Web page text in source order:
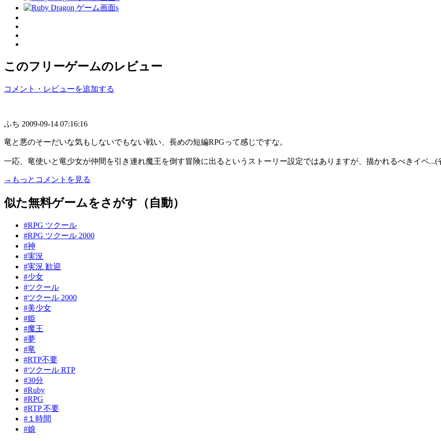
このフリーゲームのレビュー
コメント・レビューを追加する
ふち 2009-09-14 07:16:16
竜と悪のそーだいな気もしないでもない戦い、長めの短編RPGって感じですな。
一応、竜使いと竜少女が仲間を引き連れ魔王を倒す冒険に出るというストーリー設定ではありますが、描かれるべきイベ...(
→もっとコメントを見る
似た無料ゲームをさがす（自動）
#RPG ツクール
#RPG ツクール 2000
#神
#実況
#実況 歓迎
#少女
#ツクール
#ツクール 2000
#美少女
#姫
#魔王
#夢
#竜
#RTP不要
#ツクール RTP
#30分
#Ruby
#RPG
#RTP 不要
#１時間
#娘